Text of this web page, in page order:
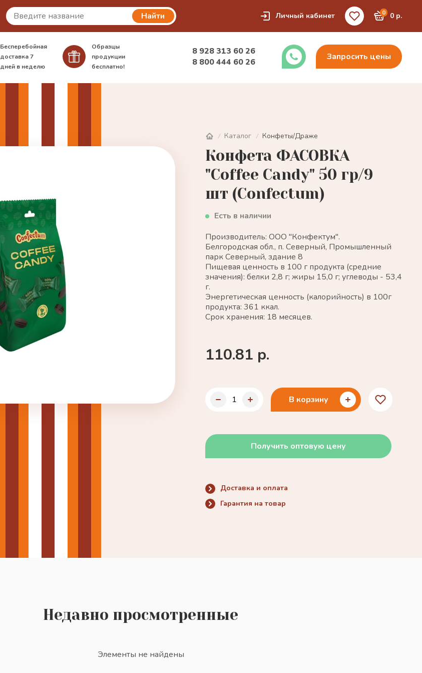
Найти Личный кабинет 0 0 р.
Бесперебойная
доставка7
дней в неделю
Образцы
продукции
бесплатно!
8 928 313 60 26
8 800 444 60 26
Запросить цены
/ Каталог / Конфеты/Драже
Конфета ФАСОВКА
"Coffee Candy" 50 гр/9
шт (Confectum)
Есть в наличии
Производитель: ООО "Конфектум".
Белгородская обл., п. Северный, Промышленный
парк Северный, здание 8
Пищевая ценность в 100 г продукта (средние
значения): белки 2,8 г; жиры 15,0 г; углеводы - 53,4
г.
Энергетическая ценность (калорийность) в 100г
продукта: 361 ккал.
Срок хранения: 18 месяцев.
110.81 р.
В корзину
Получить оптовую цену
Доставка и оплата
Гарантия на товар
Недавно просмотренные
Элементы не найдены